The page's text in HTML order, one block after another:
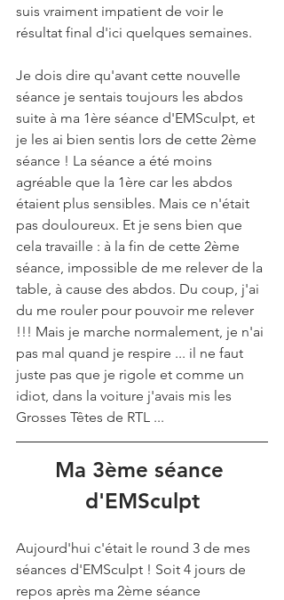
suis vraiment impatient de voir le
résultat final d'ici quelques semaines.
Je dois dire qu'avant cette nouvelle
séance je sentais toujours les abdos
suite à ma 1ère séance d'EMSculpt, et
je les ai bien sentis lors de cette 2ème
séance ! La séance a été moins
agréable que la 1ère car les abdos
étaient plus sensibles. Mais ce n'était
pas douloureux. Et je sens bien que
cela travaille : à la fin de cette 2ème
séance, impossible de me relever de la
table, à cause des abdos. Du coup, j'ai
du me rouler pour pouvoir me relever
!!! Mais je marche normalement, je n'ai
pas mal quand je respire ... il ne faut
juste pas que je rigole et comme un
idiot, dans la voiture j'avais mis les
Grosses Têtes de RTL ...
Ma 3ème séance
d'EMSculpt
Aujourd'hui c'était le round 3 de mes
séances d'EMSculpt ! Soit 4 jours de
repos après ma 2ème séance